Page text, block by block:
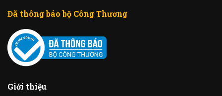
Đã thông báo bộ Công Thương
Giới thiệu